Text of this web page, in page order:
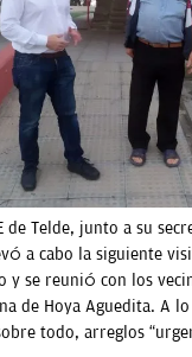
de Telde, junto a su
a cabo la siguiente
y se reunió con los
de Hoya Aguedita. A
todo, arreglos